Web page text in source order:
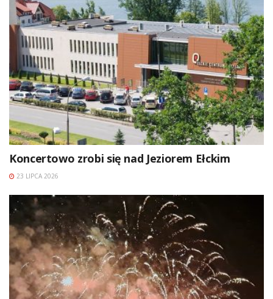
Koncertowo zrobi się nad Jeziorem Ełckim
23 LIPCA 2026